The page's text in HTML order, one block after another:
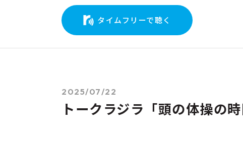
タイムフリーで聴く
2025/07/22
トークラジラ「頭の体操の時